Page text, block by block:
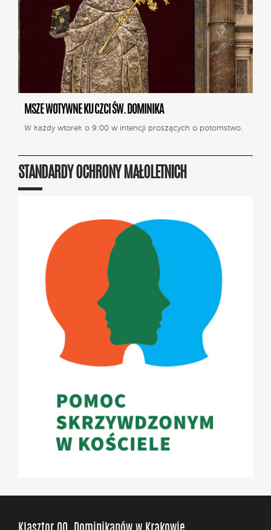
MSZE WOTYWNE KU CZCI ŚW. DOMINIKA
W każdy wtorek o 9:00 w intencji proszących o potomstwo.
STANDARDY OCHRONY MAŁOLETNICH